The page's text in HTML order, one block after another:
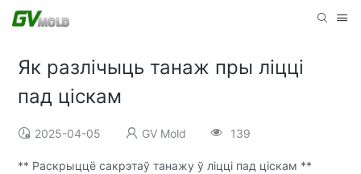
Як разлічыць танаж пры ліцці
пад ціскам
2025-04-05 GV Mold 139
** Раскрыццё сакрэтаў танажу ў ліцці пад ціскам **